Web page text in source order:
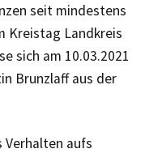
seit mindestens
Kreistag Landkreis
sich am 10.03.2021
Brunzlaff aus der
Verhalten aufs